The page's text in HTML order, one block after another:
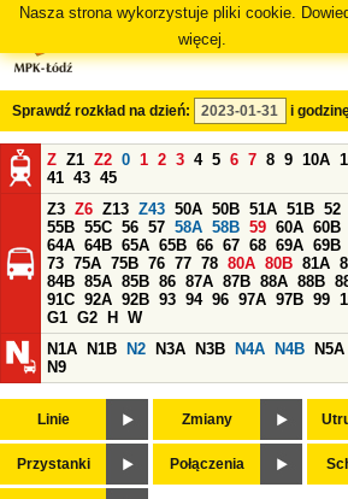
Nasza strona wykorzystuje pliki cookie.
więcej.
Sprawdź rozkład na dzień: i
Z Z1 Z2 0 1 2 3 4 5 6 7 8 9 10A
41 43 45
Z3 Z6 Z13 Z43 50A 50B 51A 51B 52
55B 55C 56 57 58A 58B 59 60A 60B
64A 64B 65A 65B 66 67 68 69A 69B
73 75A 75B 76 77 78 80A 80B 81A
84B 85A 85B 86 87A 87B 88A 88B
91C 92A 92B 93 94 96 97A 97B 99
G1 G2 H
W
N1A
N1B N2 N3A N3B N4A N4B N5A
N9
Linie Zmiany
Przystanki Połączenia